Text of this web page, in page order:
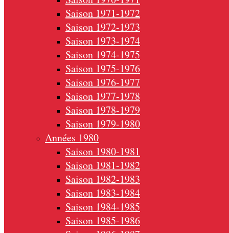
Saison 1971-1972
Saison 1972-1973
Saison 1973-1974
Saison 1974-1975
Saison 1975-1976
Saison 1976-1977
Saison 1977-1978
Saison 1978-1979
Saison 1979-1980
Années 1980
Saison 1980-1981
Saison 1981-1982
Saison 1982-1983
Saison 1983-1984
Saison 1984-1985
Saison 1985-1986